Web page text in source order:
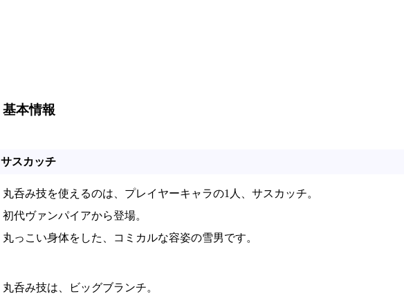
基本情報
サスカッチ
丸呑み技を使えるのは、プレイヤーキャラの1人、サスカッチ。
初代ヴァンパイアから登場。
丸っこい身体をした、コミカルな容姿の雪男です。
丸呑み技は、ビッグブランチ。